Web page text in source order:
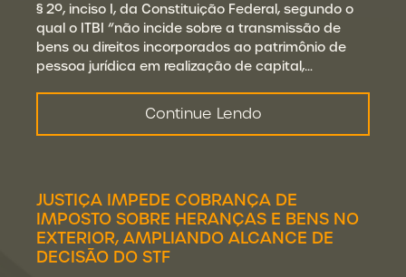
§ 2º, inciso I, da Constituição Federal, segundo o
qual o ITBI “não incide sobre a transmissão de
bens ou direitos incorporados ao patrimônio de
pessoa jurídica em realização de capital,…
Continue Lendo
JUSTIÇA IMPEDE COBRANÇA DE
IMPOSTO SOBRE HERANÇAS E BENS NO
EXTERIOR, AMPLIANDO ALCANCE DE
DECISÃO DO STF